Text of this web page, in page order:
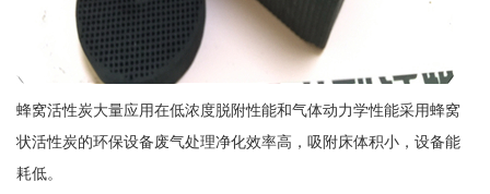
蜂窝活性炭大量应用在低浓度脱附性能和气体动力学性能采用蜂窝
状活性炭的环保设备废气处理净化效率高，吸附床体积小，设备能
耗低。